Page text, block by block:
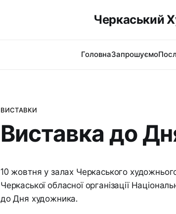
Черкаський
ГоловнаЗапрошуємо
ВИСТАВКИ
Виставка до
10 жовтня у залах Черкаського
Черкаської обласної організації
до Дня художника.